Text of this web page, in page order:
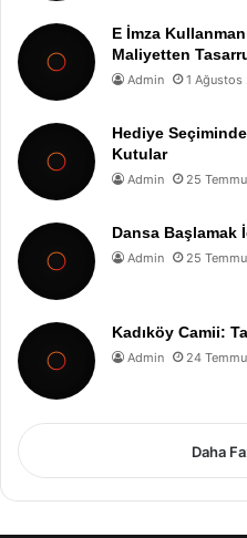
E İmza
Maliyetten
Admin 1 Ağustos
Hediye
Kutular
Admin 25
Dansa Başlamak
Admin 25
Kadıköy Camii:
Admin 24
Daha